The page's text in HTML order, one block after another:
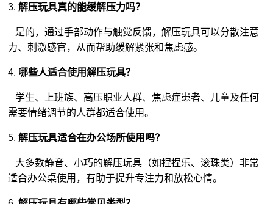
3.解压玩具真的能缓解压力吗？
是的，通过手部动作与触觉反馈，解压玩具可以分散注意
力、刺激感官，从而帮助缓解紧张和焦虑感。
4. 哪些人适合使用解压玩具？
学生、上班族、高压职业人群、焦虑症患者、儿童及任何
需要情绪调节的人群都适合使用。
5.解压玩具适合在办公场所使用吗？
大多数静音、小巧的解压玩具（如捏捏乐、滚珠类）非常
适合办公桌使用，有助于提升专注力和放松心情。